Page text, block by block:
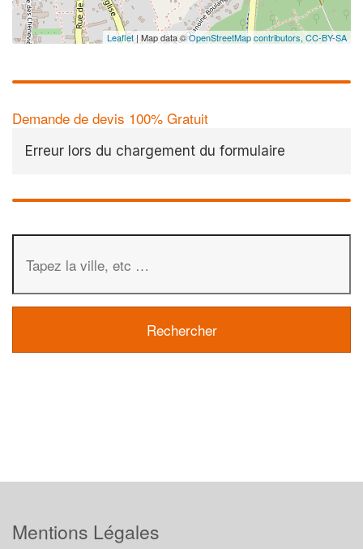
Leaflet | Map data ©OpenStreetMap contributors, CC-BY-SA
Demande de devis 100% Gratuit
Erreur lors du chargement du formulaire
Mentions Légales